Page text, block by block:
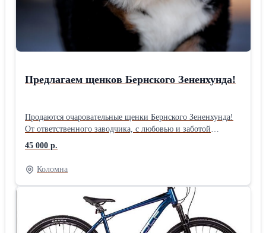
удобные и красивые дорожки, обустроим зоны отдыха и
парковку. 💡Освещение: Продумаем систему освещения,
чтобы ваш участок был уютным и безопасным в любое
время суток. 🌿Дренаж и полив: Обеспечим правильный
отвод воды и удобную систему полива для здоровья ваших
Предлагаем щенков Бернского Зененхунда!
Продаются очаровательные щенки Бернского Зененхунда!
От ответственного заводчика, с любовью и заботой
выращенные. Наши малыши – это будущие верные друзья
и полноправные члены вашей семьи. • Порода: Бернский
Зененхунд • Родословная: Полный пакет документов
Окрас: Классический трехцветный • Родители:
Титулованные, с отличной психикой и здоровьем. •
Дополнительно: Щенки прошли дегельминтизацию,
привиты по возрасту, имеют клеймо/чип. Мы готовы
ответить на все ваши вопросы и помочь с выбором
45 000 р.
Коломна